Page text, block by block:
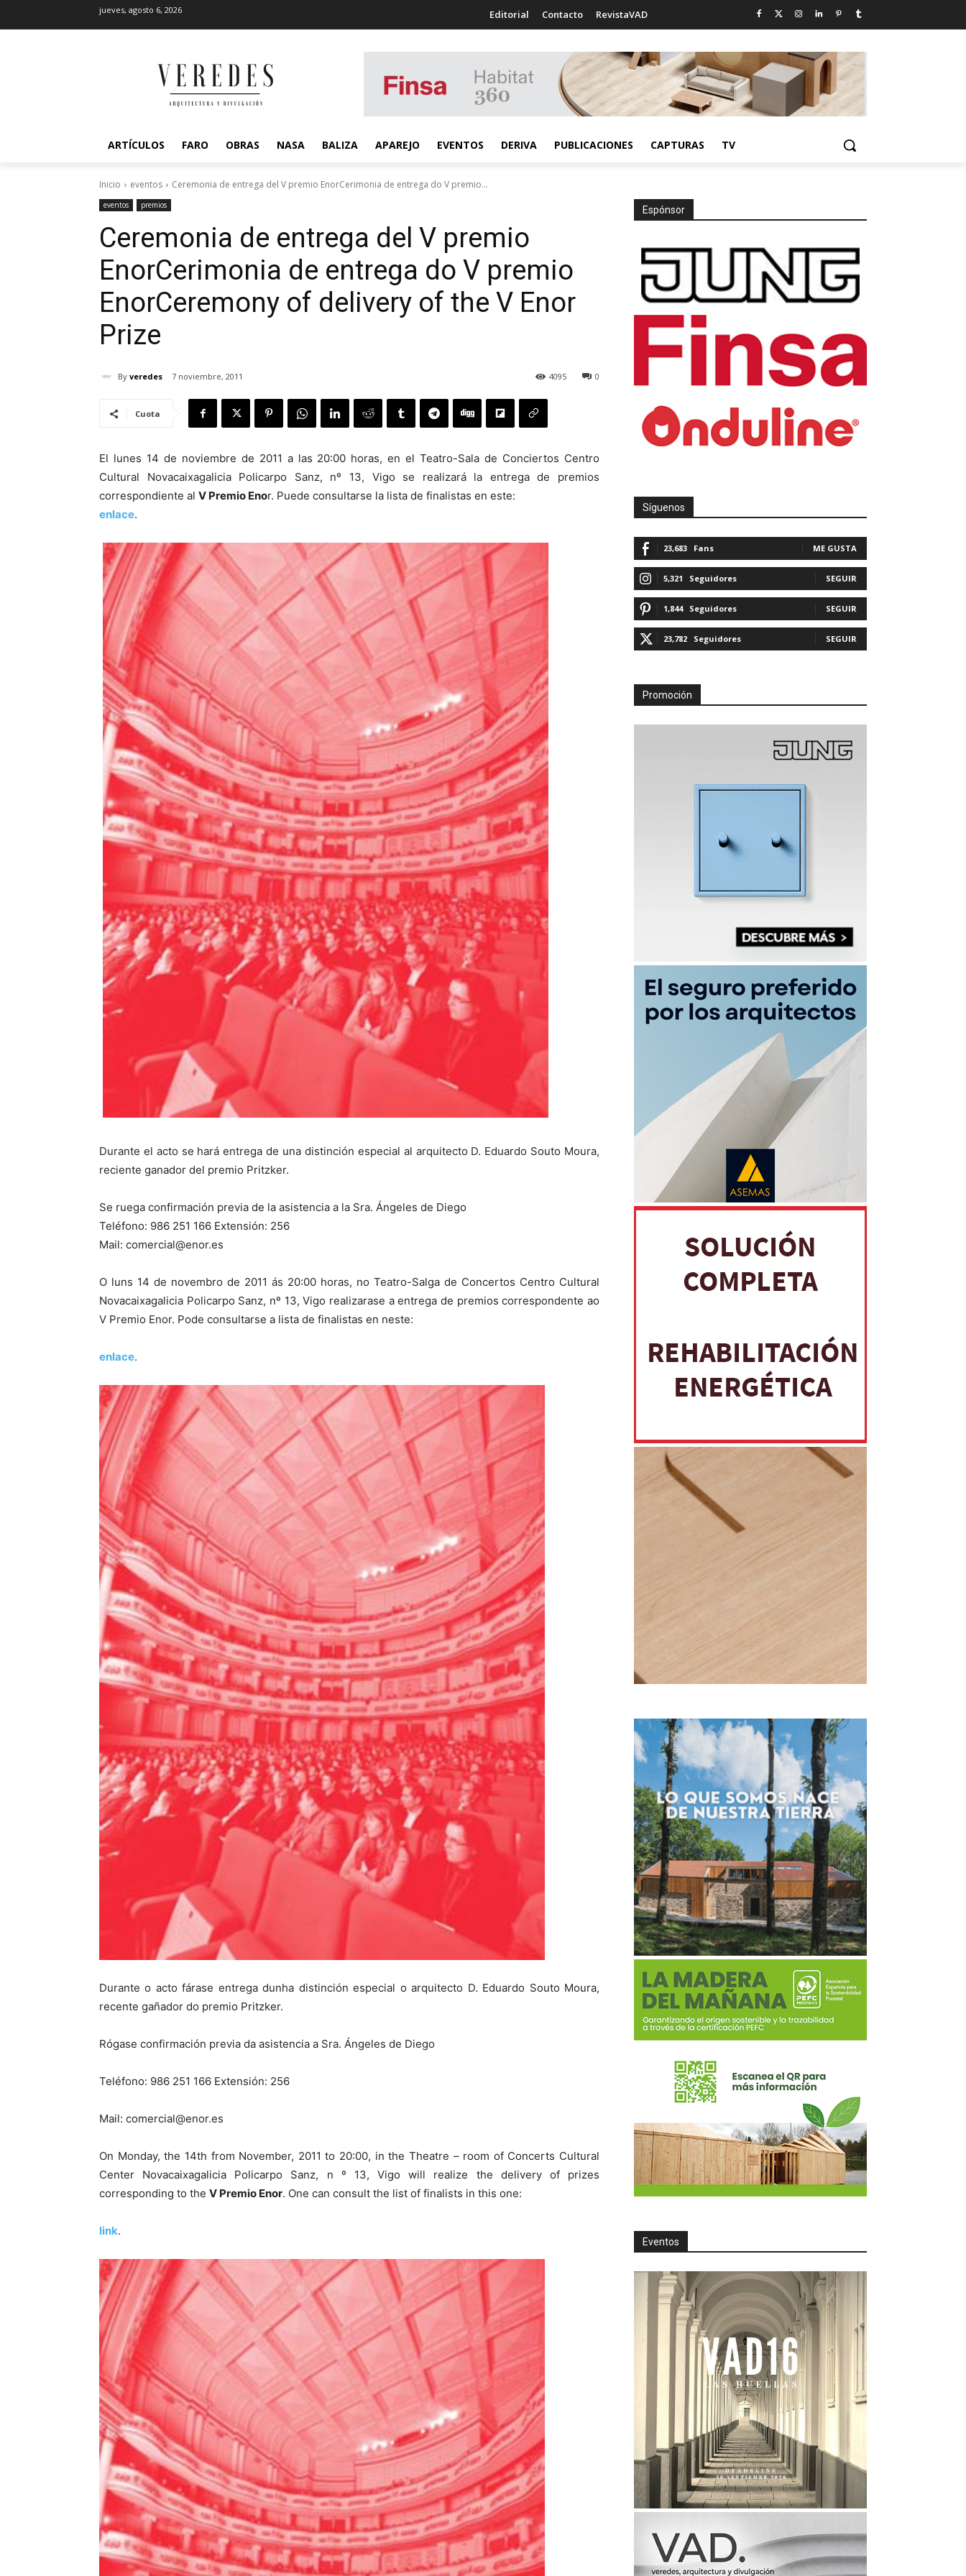
jueves, agosto 6, 2026 Editorial Contacto RevistaVAD
ARTÍCULOS FARO OBRAS NASA BALIZA APAREJO EVENTOS DERIVA PUBLICACIONES CAPTURAS TV
Inicio eventos Ceremonia de entrega del V premio EnorCerimonia de entrega do V premio...
eventos premios
Ceremonia de entrega del V premio
EnorCerimonia de entrega do V premio
EnorCeremony of delivery of the V Enor
Prize
By veredes 7 noviembre, 2011 0
4095
Cuota
El lunes 14 de noviembre de 2011 a las 20:00 horas, en el Teatro-Sala de Conciertos Centro
Cultural Novacaixagalicia Policarpo Sanz, nº 13, Vigo se realizará la entrega de premios
correspondiente al V Premio Enor. Puede consultarse la lista de finalistas en este:
enlace.
Durante el acto se hará entrega de una distinción especial al arquitecto D. Eduardo Souto Moura,
reciente ganador del premio Pritzker.
Se ruega confirmación previa de la asistencia a la Sra. Ángeles de Diego
Teléfono: 986 251 166 Extensión: 256
Mail: comercial@enor.es
O luns 14 de novembro de 2011 ás 20:00 horas, no Teatro-Salga de Concertos Centro Cultural
Novacaixagalicia Policarpo Sanz, nº 13, Vigo realizarase a entrega de premios correspondente ao
V Premio Enor. Pode consultarse a lista de finalistas en neste:
enlace.
Durante o acto fárase entrega dunha distinción especial o arquitecto D. Eduardo Souto Moura,
recente gañador do premio Pritzker.
Rógase confirmación previa da asistencia a Sra. Ángeles de Diego
Teléfono: 986 251 166 Extensión: 256
Mail: comercial@enor.es
On Monday, the 14th from November, 2011 to 20:00, in the Theatre – room of Concerts Cultural
Center Novacaixagalicia Policarpo Sanz, n º 13, Vigo will realize the delivery of prizes
corresponding to the V Premio Enor. One can consult the list of finalists in this one:
link.
Espónsor
Síguenos
23,683 Fans ME GUSTA
5,321 Seguidores SEGUIR
1,844 Seguidores SEGUIR
23,782 Seguidores SEGUIR
Promoción
Eventos